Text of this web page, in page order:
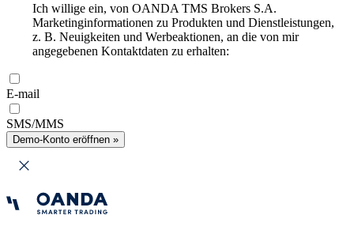
Ich willige ein, von OANDA TMS Brokers S.A.
Marketinginformationen zu Produkten und Dienstleistungen,
z. B. Neuigkeiten und Werbeaktionen, an die von mir
angegebenen Kontaktdaten zu erhalten:
E-mail
SMS/MMS
Demo-Konto eröffnen »